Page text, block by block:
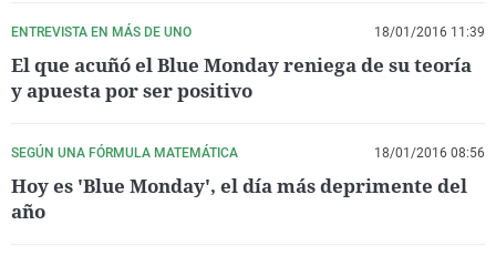
ENTREVISTA EN MÁS DE UNO 18/01/2016 11:39
El que acuñó el Blue Monday reniega de su teoría
y apuesta por ser positivo
SEGÚN UNA FÓRMULA MATEMÁTICA 18/01/2016 08:56
Hoy es 'Blue Monday', el día más deprimente del
año